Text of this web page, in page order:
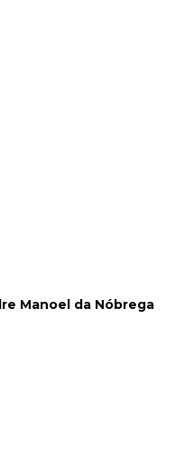
Manoel da Nóbrega